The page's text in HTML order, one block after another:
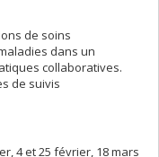
de soins
dans un
collaboratives.
de suivis
4 et 25 février, 18 mars